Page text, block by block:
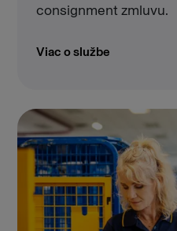
consignment zmluvu.
Viac o službe